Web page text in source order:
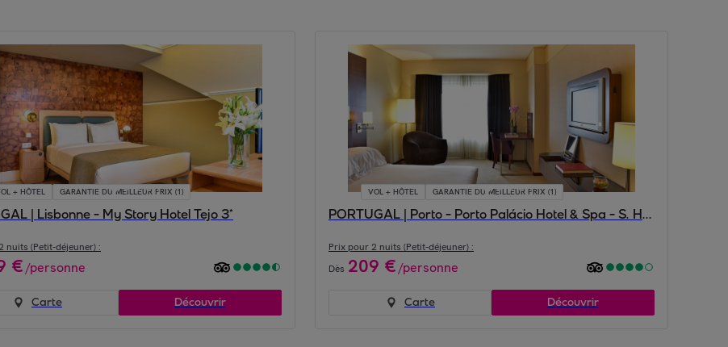
+ HÔTEL GARANTIE DU MEILLEUR PRIX (1)
| Lisbonne - My Story Hotel Tejo 3*
nuits (Petit-déjeuner) :
€/personne
Carte Découvrir
VOL + HÔTEL GARANTIE DU MEILLEUR PRIX (1)
PORTUGAL | Porto - Porto Palácio Hotel & Spa - S. Hotels Collection 5*
Prix pour 2 nuits (Petit-déjeuner) :
Dès 209 €/personne
Carte Découvrir